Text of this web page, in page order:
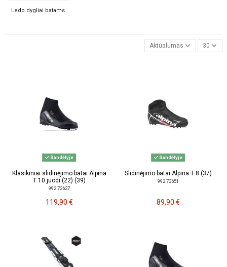
Ledo dygliai batams
Aktualumas 30
Sandėlyje
Klasikiniai slidinėjimo batai Alpina
T 10 juodi (22) (39)
992 73627
119,90 €
Sandėlyje
Slidinėjimo batai Alpina T 8 (37)
992 73651
89,90 €